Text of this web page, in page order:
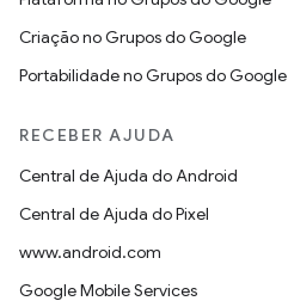
Criação no Grupos do Google
Portabilidade no Grupos do Google
RECEBER AJUDA
Central de Ajuda do Android
Central de Ajuda do Pixel
www.android.com
Google Mobile Services